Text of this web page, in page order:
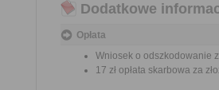
Dodatkowe
Opłata
Wniosek o odszkodowanie
17 zł opłata skarbowa za